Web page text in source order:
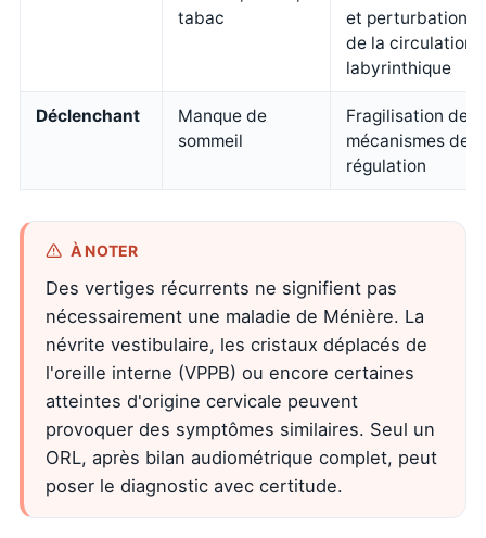
tabac
et perturbation
de la circulation
labyrinthique
Déclenchant
Manque de
sommeil
Fragilisation des
mécanismes de
régulation
À NOTER
Des vertiges récurrents ne signifient pas
nécessairement une maladie de Ménière. La
névrite vestibulaire, les cristaux déplacés de
l'oreille interne (VPPB) ou encore certaines
atteintes d'origine cervicale peuvent
provoquer des symptômes similaires. Seul un
ORL, après bilan audiométrique complet, peut
poser le diagnostic avec certitude.